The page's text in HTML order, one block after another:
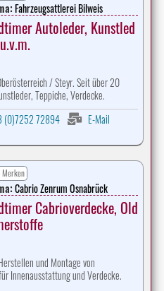
Fahrzeugsattlerei Bilweis
Autoleder, Kunstled
/ Steyr. Seit über 20
Teppiche, Verdecke.
(0)7252 72894
E-Mail
Merken
Cabrio Zenrum Osnabrück
Cabrioverdecke, Old
und Montage von
Innenausstattung und Verdecke.